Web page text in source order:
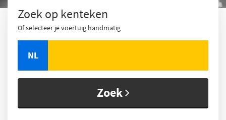
Zoek op kenteken
Of selecteer je voertuig handmatig
NL
Zoek